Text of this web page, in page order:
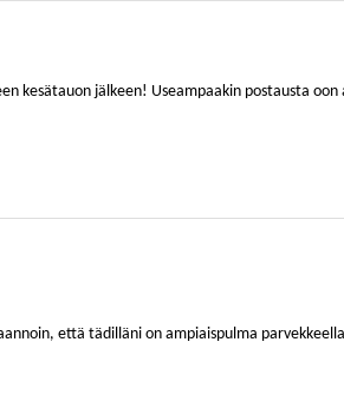
kesätauon jälkeen! Useampaakin postausta
että tädilläni on ampiaispulma